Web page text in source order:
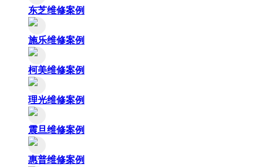
东芝维修案例
施乐维修案例
柯美维修案例
理光维修案例
震旦维修案例
惠普维修案例